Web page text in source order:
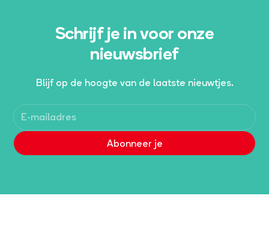
Schrijf je in voor onze
nieuwsbrief
Blijf op de hoogte van de laatste nieuwtjes.